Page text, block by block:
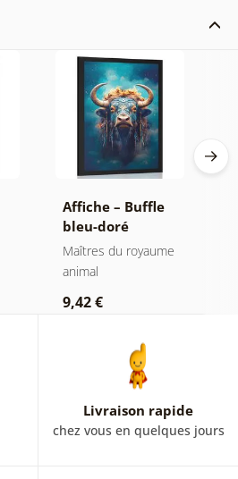
Affiche – Buffle
bleu-doré
Maîtres du royaume
animal
9,42 €
Livraison rapide
chez vous en quelques jours